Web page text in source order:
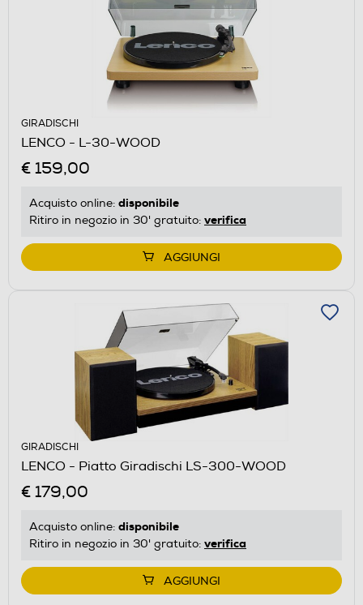
GIRADISCHI
LENCO - L-30-WOOD
€ 159,00
Acquisto online: disponibile
Ritiro in negozio in 30' gratuito: verifica
AGGIUNGI
GIRADISCHI
LENCO - Piatto Giradischi LS-300-WOOD
€ 179,00
Acquisto online: disponibile
Ritiro in negozio in 30' gratuito: verifica
AGGIUNGI